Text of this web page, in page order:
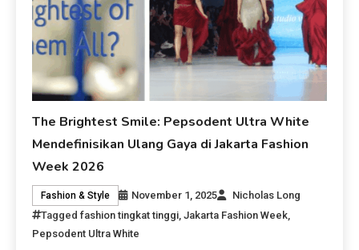
The Brightest Smile: Pepsodent Ultra White
Mendefinisikan Ulang Gaya di Jakarta Fashion
Week 2026
Fashion & Style November 1, 2025
Nicholas Long
Taggedfashion tingkat tinggi ,Jakarta Fashion Week
Pepsodent Ultra White